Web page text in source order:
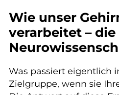
Wie unser
verarbeitet – die
Was passiert eigentlich
Zielgruppe, wenn sie